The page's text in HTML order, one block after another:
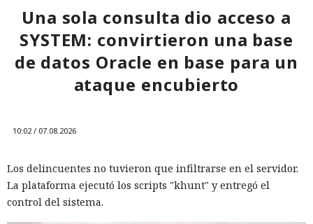
16.3 pulveriza los récords de
rendimiento.
12:01 / 07.08.2026
RAM y aceleran la compilación 2,3 veces.
Una sola consulta dio acceso a
SYSTEM: convirtieron una base
de datos Oracle en base para un
ataque encubierto
10:02 / 07.08.2026
Los delincuentes no tuvieron que infiltrarse en el servidor.
La plataforma ejecutó los scripts "khunt" y entregó el
control del sistema.